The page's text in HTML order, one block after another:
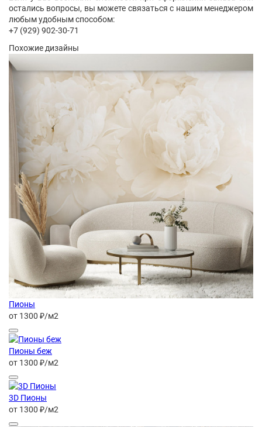
остались вопросы, вы можете связаться с нашим менеджером
любым удобным способом:
+7 (929) 902-30-71
Похожие дизайны
Пионы
от 1300 ₽/м2
Пионы беж
от 1300 ₽/м2
3D Пионы
от 1300 ₽/м2